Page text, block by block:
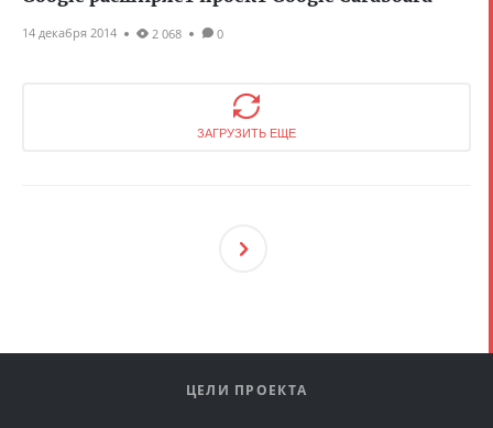
14 декабря 2014 2 068 0
ЗАГРУЗИТЬ ЕЩЕ
Ующ
ЦЕЛИ ПРОЕКТА